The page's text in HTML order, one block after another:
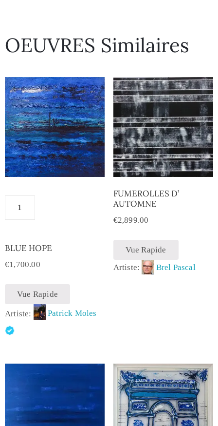
OEUVRES Similaires
BLUE HOPE
€1,700.00
Vue Rapide
Artiste: Patrick Moles
FUMEROLLES D’
AUTOMNE
€2,899.00
Vue Rapide
Artiste:
Brel Pascal